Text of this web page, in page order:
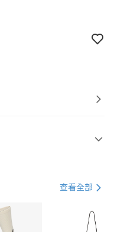
21家銀行
查看全部